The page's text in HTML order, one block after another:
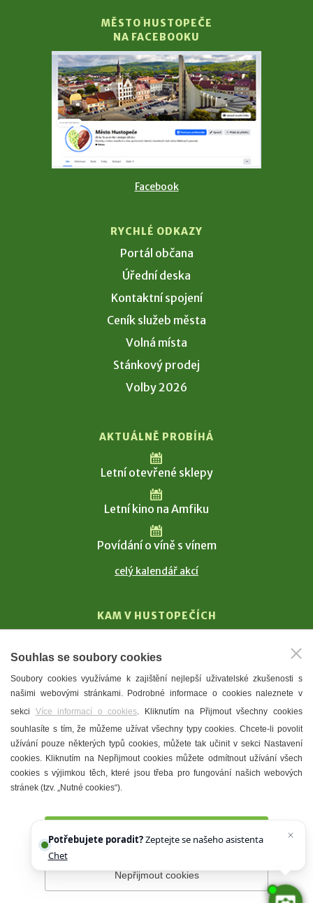
MĚSTO HUSTOPEČE
NA FACEBOOKU
Facebook
RYCHLÉ ODKAZY
Portál občana
Úřední deska
Kontaktní spojení
Ceník služeb města
Volná místa
Stánkový prodej
Volby 2026
AKTUÁLNĚ PROBÍHÁ
Letní otevřené sklepy
Letní kino na Amfiku
Povídání o víně s vínem
celý kalendář akcí
KAM V HUSTOPEČÍCH
T. G. Masaryk
Mandloně
Ubytování
Restaurace
Městské muzeum a galerie
Denní meníčka
Prohlášení o přístupnosti Správce webu
Souhlas se soubory cookies
Soubory cookies využíváme k zajištění nejlepší uživatelské zkušenosti s
našimi webovými stránkami. Podrobné informace o cookies naleznete v
sekci Více informací o cookies. Kliknutím na Přijmout všechny cookies
souhlasíte s tím, že můžeme užívat všechny typy cookies. Chcete-li povolit
užívání pouze některých typů cookies, můžete tak učinit v sekci Nastavení
cookies. Kliknutím na Nepřijmout cookies můžete odmítnout užívání všech
cookies s výjimkou těch, které jsou třeba pro fungování našich webových
stránek (tzv. „Nutné cookies“).
Nepřijmout cookies
Potřebujete poradit?Zeptejte se našeho asistenta
Chettyho